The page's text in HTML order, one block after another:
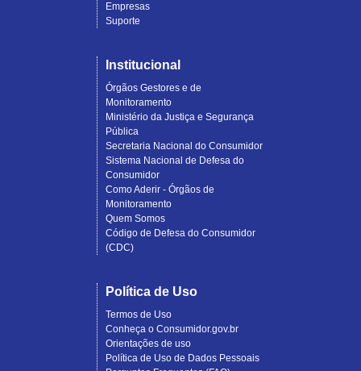
Empresas
Suporte
Institucional
Órgãos Gestores e de
Monitoramento
Ministério da Justiça e Segurança
Pública
Secretaria Nacional do Consumidor
Sistema Nacional de Defesa do
Consumidor
Como Aderir - Órgãos de
Monitoramento
Quem Somos
Código de Defesa do Consumidor
(CDC)
Política de Uso
Termos de Uso
Conheça o Consumidor.gov.br
Orientações de uso
Política de Uso de Dados Pessoais